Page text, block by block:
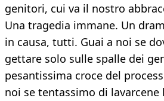
genitori, cui va il nostro
Una tragedia immane. Un
in causa, tutti. Guai a noi se
gettare solo sulle spalle dei
pesantissima croce del
noi se tentassimo di lavarcene